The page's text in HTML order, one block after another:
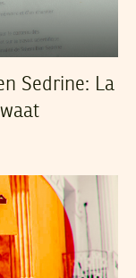
Sedrine: La